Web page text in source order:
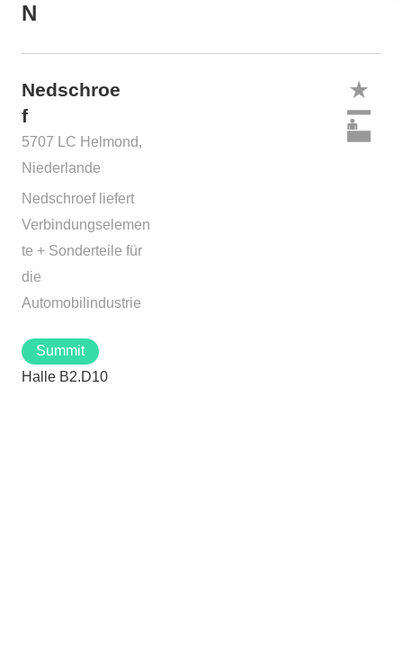
N
Nedschroe
f
5707 LC Helmond,
Niederlande
Nedschroef liefert
Verbindungselemen
te + Sonderteile für
die
Automobilindustrie
Summit
Halle B2.D10